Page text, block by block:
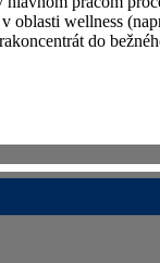
oblasti wellness
do